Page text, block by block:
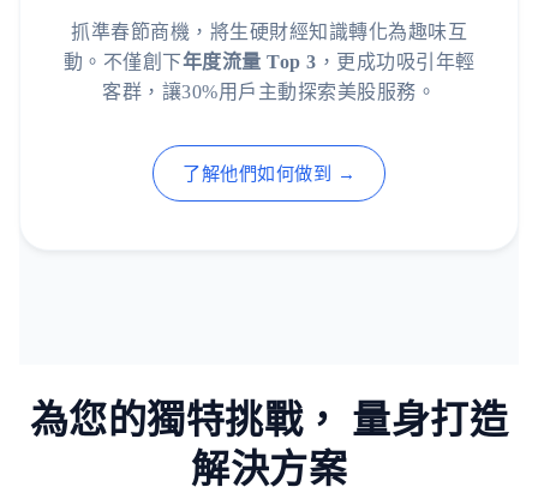
抓準春節商機，將生硬財經知識轉化為趣味互
動。不僅創下年度流量 Top 3 ，更成功吸引年輕
客群，讓30%用戶主動探索美股服務。
了解他們如何做到 →
為您的獨特挑戰， 量身打造
解決方案